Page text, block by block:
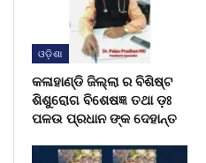
ଓଡ଼ିଶା
କଳାହାଣ୍ଡି ଜିଲ୍ଲା ର ବିଶିଷ୍ଟ
ଶିଶୁରୋଗ ବିଶେଷଜ୍ଞ ତଥା ଡ଼ଃ
ପଳଉ ପ୍ରଧାନ ଙ୍କ ଦେହାନ୍ତ